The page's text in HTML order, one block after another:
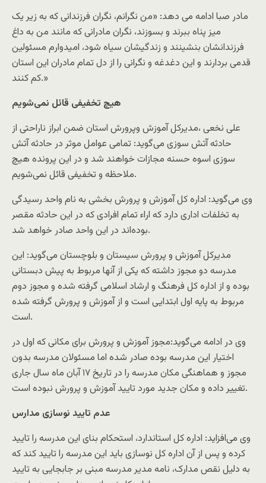
مادر صبا ادامه می دهد: «من نگرانم، نگران فرزندانی که به زیر یک
میز پناه ببرند و بسوزند، نگران مادرانی که مانند من به داغ
فرزندانشان بنشینند و زندگیشان سیاه شود، امیدوارم مسئولین
قدمی بردارند و این دغدغه و نگرانی را از دل تمام مادران این استان
کم کنند.»
هیچ تخفیفی قائل نمی‌شویم
علی نخعی ،مدیرکل آموزش وپرورش استان ضمن ابراز ناراحتی از
حادثه آتش سوزی می‌گوید: تمامی عوامل موثر در حادثه آتش
سوزی اسوه حسنه مجازات خواهند شد و در این پرونده هیچ
ملاحظه و تخفیفی قائل نمی‌شویم.
وی می‌گوید: اداره کل آموزش و پرورش بخشی به نام واحد رسیدگی
به تخلفات اداری دارد که اراء تمام افرادی که در این حادثه مقصر
بوده‌اند در این واحد صادر خواهد شد.
مدیرکل آموزش و پرورش سیستان و بلوچستان می‌گوید: این
مدرسه دو مجوز داشته که یکی از آنها مربوط به پیش دبستانی
بوده و از اداره کل فرهنگ و ارشاد اسلامی گرفته شده و مجوز دوم
مربوط به پایه اول ابتدایی است و از آموزش و پرورش گرفته شده
است.
وی در ادامه‌ می‌گوید:مجوز آموزش و پرورش برای مکانی که اول در
اختیار این مدرسه بوده صادر شده اما مسئولان مدرسه بدون
مجوز و هماهنگی‌ مکان مدرسه را در تاریخ ۱۷ آبان ماه سال جاری
تغییر داده و مکان جدید مورد تایید آموزش و پرورش نبوده است.
وی می‌افزاید: اداره کل استاندارد، استحکام بنای این مدرسه را تایید
کرده و پس از آن اداره کل نوسازی باید این مدرسه را تایید کند که
به دلیل نقص مدارک، نامه مدیر مدرسه مبنی بر جابجایی به تایید